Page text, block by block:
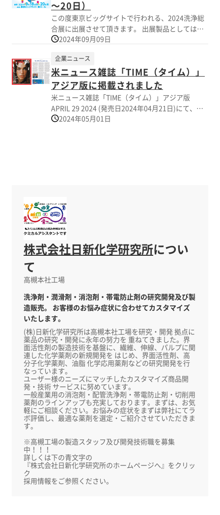
おります。
～20日）
この度東京ビッグサイトで行われる、2024洗浄総
合展に出展させて頂きます。 出展製品としてはシ
リコーン溶解剤・洗浄剤、ランドリー用洗浄剤、
泡剤などを出展させていただきますので 是非お立
ち寄り下さい。 ブース番号：W-12
2024年09月09日
米ニュース雑誌「TIME（タイム）」
アジア版に掲載されました
企業ニュース
米ニュース雑誌「TIME（タイム）」アジア版
APRIL 29 2024 (発売日2024年04月21日)にて、弊
社の紹介記事及び、弊社社長 加藤雄一朗のインタ
2024年05月01日
株式会社日新化学研究所につい
て
高槻本社工場
洗浄剤・潤滑剤・消泡剤・帯電防止剤の研究開発及び製
造販売。 お客様のお悩み症状に合わせてカスタマイズ
いたします。
(株)日新化学研究所は高槻本社工場を研究・開発 拠点に
薬品の研究・開発に永年の努力を 重ねてきました。界
面活性剤の製造技術を基盤に、繊維、伸線、パルプに関
連した化学薬剤の新規開発を はじめ、界面活性剤、高
分子化学薬剤、油脂 化学応用薬剤などの研究開発を行
なっています。
ユーザー様のニーズにマッチしたカスタマイズ商品開
発・技術 サービスに努めています。
一般産業用の消泡剤・配管洗浄剤・帯電防止剤・切削用
薬剤のラインアップも充実しております。まずは、お気
軽にご相談ください。お悩みの症状をまずは弊社にてラ
ボ評価し、最適な薬剤を選定・ご紹介させていただきま
す。
※高槻工場の製造スタッフ及び開発技術職を募集
中！！！
詳しくは下の青文字の
『株式会社日新化学研究所のホームページへ』をクリッ
ク
採用情報をご参照ください。